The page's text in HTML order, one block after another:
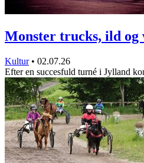
Monster trucks, ild
Kultur • 02.07.26
Efter en succesfuld turné i Jylland